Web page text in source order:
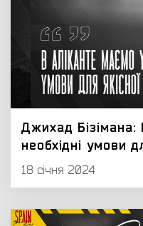
Джихад Бізімана:
необхідні умови
18 січня 2024